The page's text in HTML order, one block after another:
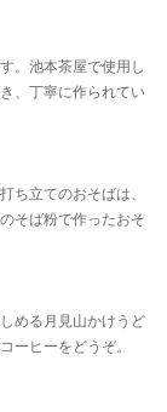
。池本茶屋で使用し
、丁寧に作られてい
ち立てのおそばは、
そば粉で作ったおそ
める月見山かけうど
ーヒーをどうぞ。